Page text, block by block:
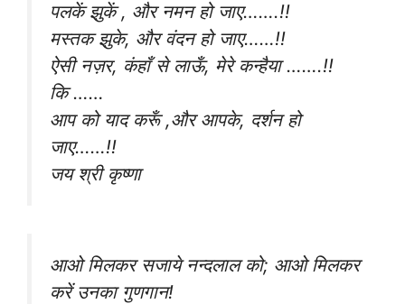
पलकें झुकें , और नमन हो जाए…….!!
मस्तक झुके, और वंदन हो जाए……!!
ऐसी नज़र, कंहाँ से लाऊँ, मेरे कन्हैया …….!!
कि ……
आप को याद करूँ ,और आपके, दर्शन हो
जाए……!!
जय श्री कृष्णा
आओ मिलकर सजाये नन्दलाल को; आओ मिलकर
करें उनका गुणगान!